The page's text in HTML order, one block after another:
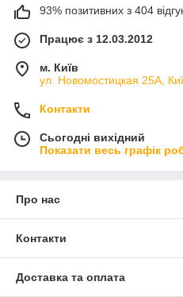
93% позитивних з 404
Працює з 12.03.2012
м. Київ
ул. Новомостицкая 25А,
Контакти
Сьогодні вихідний
Показати весь графік
Про нас
Контакти
Доставка та оплата